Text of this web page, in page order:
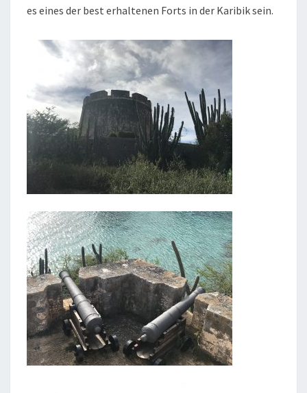
es eines der best erhaltenen Forts in der Karibik sein.